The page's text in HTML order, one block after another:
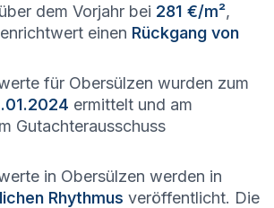
dem Vorjahr bei 281 €/m²,
einen Rückgang von
für Obersülzen wurden zum
ermittelt und am
Gutachterausschuss
in Obersülzen werden in
Rhythmus veröffentlicht. Die